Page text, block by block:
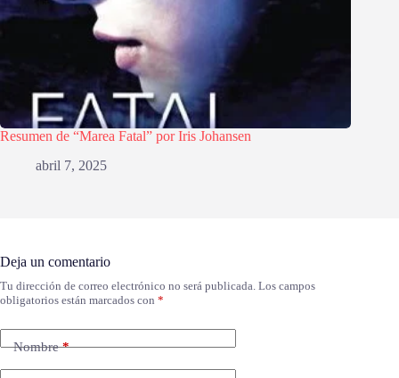
Resumen de “Marea Fatal” por Iris Johansen
abril 7, 2025
Deja un comentario
Tu dirección de correo electrónico no será publicada. Los campos
obligatorios están marcados con *
Nombre*